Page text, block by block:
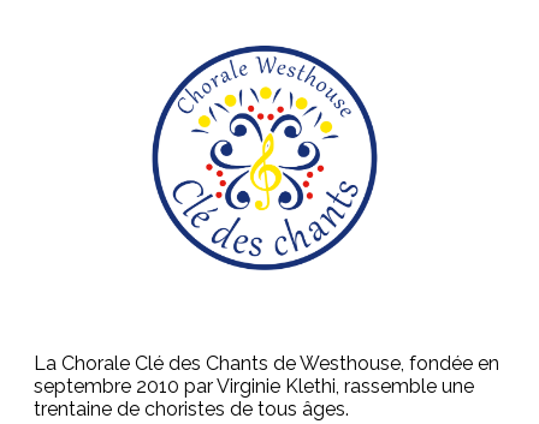
La Chorale Clé des Chants de Westhouse, fondée en
septembre 2010 par Virginie Klethi, rassemble une
trentaine de choristes de tous âges.